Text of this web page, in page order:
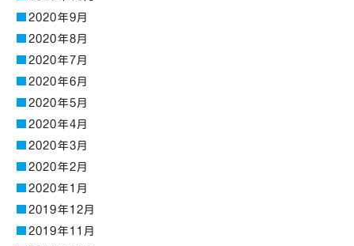
2020年9月
2020年8月
2020年7月
2020年6月
2020年5月
2020年4月
2020年3月
2020年2月
2020年1月
2019年12月
2019年11月